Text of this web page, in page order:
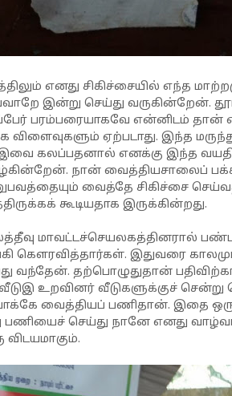
எனது சிகிச்சையில் எந்த
இன்று செய்து வருகின்றேன். தூர
பரம்பரையாகவே என்னிடம் தான்
ஏற்படாது. இந்த
இவை கலப்பதனால் எனக்கு இந்த
நான் வைத்தியசாலைப்
வைத்தே சிகிச்சை
கூடியதாக இருக்கின்றது.
மாவட்டச்செயலகத்தினரால்
கௌரவித்தார்கள். இதுவரை காலமும்
வந்தேன். தற்பொழுதுதான்
உறவினர் வீடுகளுக்குச் சென்று
வைத்தியப் பணிதான். இதை
செய்து நானே எனது